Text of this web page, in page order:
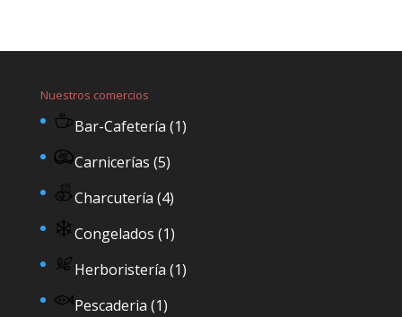
Nuestros comercios
Bar-Cafetería (1)
Carnicerías (5)
Charcutería (4)
Congelados (1)
Herboristería (1)
Pescaderia (1)